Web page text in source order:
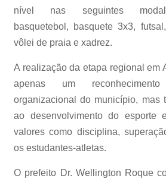
nível nas seguintes
basquetebol, basquete 3x3,
vôlei de praia e xadrez.
A realização da etapa regional em
apenas um
organizacional do município, mas
ao desenvolvimento do esporte
valores como disciplina,
os estudantes-atletas.
O prefeito Dr. Wellington Roque